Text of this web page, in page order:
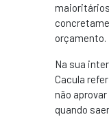
orçamento.
Na sua
Cacula
não
quando